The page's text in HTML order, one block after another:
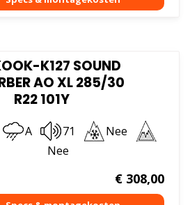
K127 SOUND
AO XL 285/30
R22 101Y
A 71
Nee
Nee
€308,00